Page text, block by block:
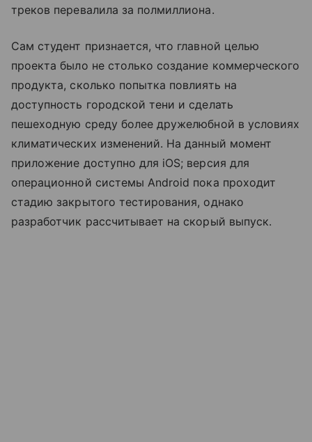
треков перевалила за полмиллиона.
Сам студент признается, что главной целью
проекта было не столько создание коммерческого
продукта, сколько попытка повлиять на
доступность городской тени и сделать
пешеходную среду более дружелюбной в условиях
климатических изменений. На данный момент
приложение доступно для iOS; версия для
операционной системы Android пока проходит
стадию закрытого тестирования, однако
разработчик рассчитывает на скорый выпуск.